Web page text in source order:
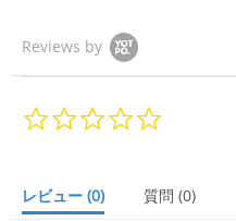
Reviews by
a
r
レビュー (0) 質問 (0)